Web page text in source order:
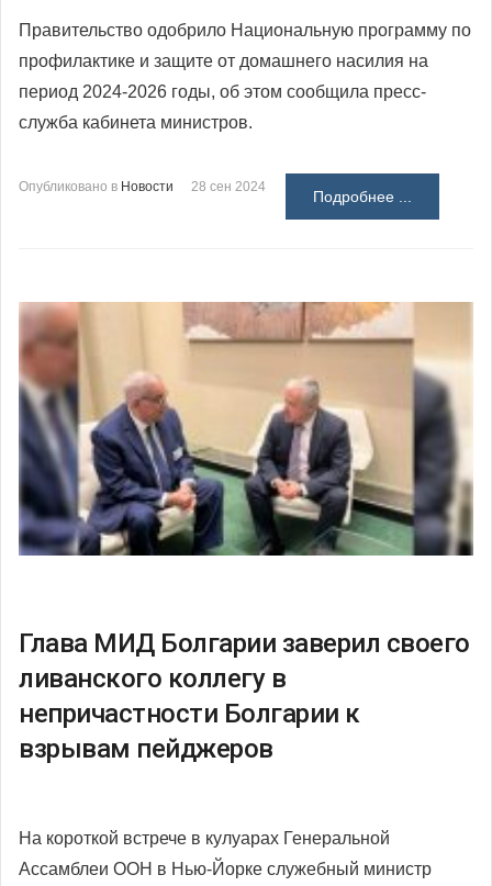
Правительство одобрило Национальную программу по
профилактике и защите от домашнего насилия на
период 2024-2026 годы, об этом сообщила пресс-
служба кабинета министров.
Опубликовано в Новости 28 сен 2024
Подробнее ...
Глава МИД Болгарии заверил своего
ливанского коллегу в
непричастности Болгарии к
взрывам пейджеров
На короткой встрече в кулуарах Генеральной
Ассамблеи ООН в Нью-Йорке служебный министр